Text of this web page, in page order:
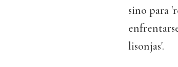
sino para
lisonjas'.